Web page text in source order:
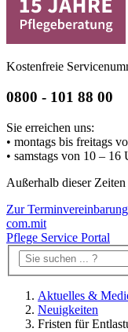
Kostenfreie
0800 - 101 88 00
Sie erreichen uns:
• montags bis freitags
• samstags von 10 – 16
Außerhalb dieser
Zur Terminvereinbarung
com.mit
Pflege Service Portal
Aktuelles &
Neuigkeiten
Fristen für